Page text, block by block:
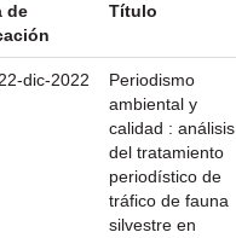
de
Título
22-dic-2022
Periodismo
ambiental y
calidad : análisis
del tratamiento
periodístico de
tráfico de fauna
silvestre en